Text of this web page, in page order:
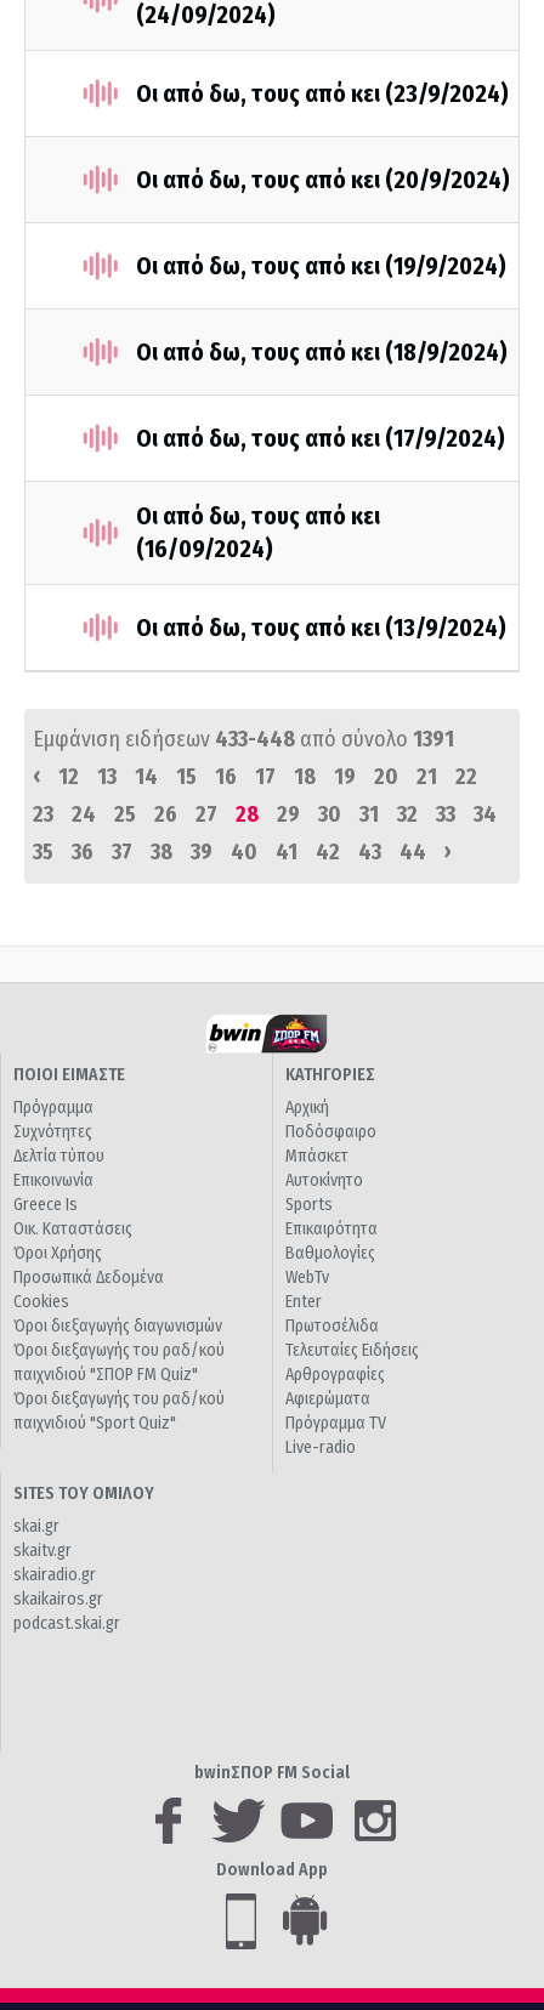
(24/09/2024)
Οι από δω, τους από κει (23/9/2024)
Οι από δω, τους από κει (20/9/2024)
Οι από δω, τους από κει (19/9/2024)
Οι από δω, τους από κει (18/9/2024)
Οι από δω, τους από κει (17/9/2024)
Οι από δω, τους από κει
(16/09/2024)
Οι από δω, τους από κει (13/9/2024)
Εμφάνιση ειδήσεων 433-448 από σύνολο 1391
‹
12 13 14 15 16 17 18 19 20 21
22
23
24 25 26 27 28 29 30 31 32 33
34
35
36 37 38 39 40 41 42 43 44 ›
ΠΟΙΟΙ ΕΙΜΑΣΤΕ
Πρόγραμμα
Συχνότητες
Δελτία τύπου
Επικοινωνία
Greece Is
Οικ. Καταστάσεις
Όροι Χρήσης
Προσωπικά Δεδομένα
Cookies
Όροι διεξαγωγής διαγωνισμών
Όροι διεξαγωγής του ραδ/κού
παιχνιδιού "ΣΠΟΡ FM Quiz"
Όροι διεξαγωγής του ραδ/κού
παιχνιδιού "Sport Quiz"
ΚΑΤΗΓΟΡΙΕΣ
Αρχική
Ποδόσφαιρο
Μπάσκετ
Αυτοκίνητο
Sports
Επικαιρότητα
Βαθμολογίες
WebTv
Enter
Πρωτοσέλιδα
Τελευταίες Ειδήσεις
Αρθρογραφίες
Αφιερώματα
Πρόγραμμα TV
Live-radio
SITES ΤΟΥ ΟΜΙΛΟΥ
skai.gr
skaitv.gr
skairadio.gr
skaikairos.gr
podcast.skai.gr
bwinΣΠΟΡ FM Social
Download App